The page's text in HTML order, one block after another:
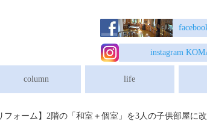
instagram K
column life
フォーム】2階の「和室＋個室」を3人の子供部屋に改